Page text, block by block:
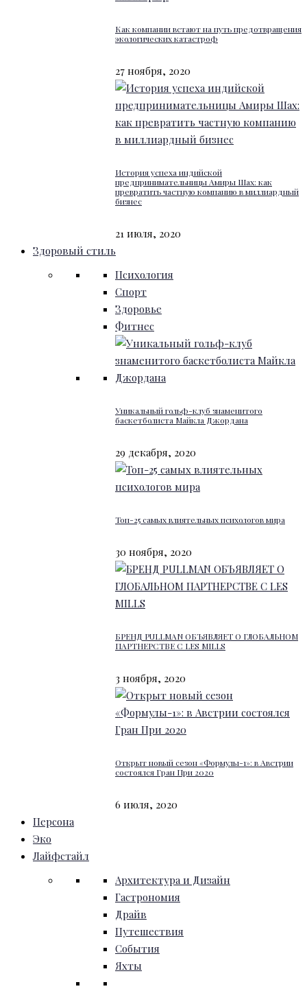
Как компании встают на путь предотвращения
экологических катастроф
27 ноября, 2020
История успеха индийской
предпринимательницы Амиры Шах: как
превратить частную компанию в миллиардный
бизнес
21 июля, 2020
Здоровый стиль
Психология
Спорт
Здоровье
Фитнес
Уникальный гольф-клуб знаменитого
баскетболиста Майкла Джордана
29 декабря, 2020
Топ-25 самых влиятельных психологов мира
30 ноября, 2020
БРЕНД PULLMAN ОБЪЯВЛЯЕТ О ГЛОБАЛЬНОМ
ПАРТНЕРСТВЕ С LES MILLS
3 ноября, 2020
Открыт новый сезон «Формулы-1»: в Австрии
состоялся Гран При 2020
6 июля, 2020
Персона
Эко
Лайфстайл
Архитектура и Дизайн
Гастрономия
Драйв
Путешествия
События
Яхты